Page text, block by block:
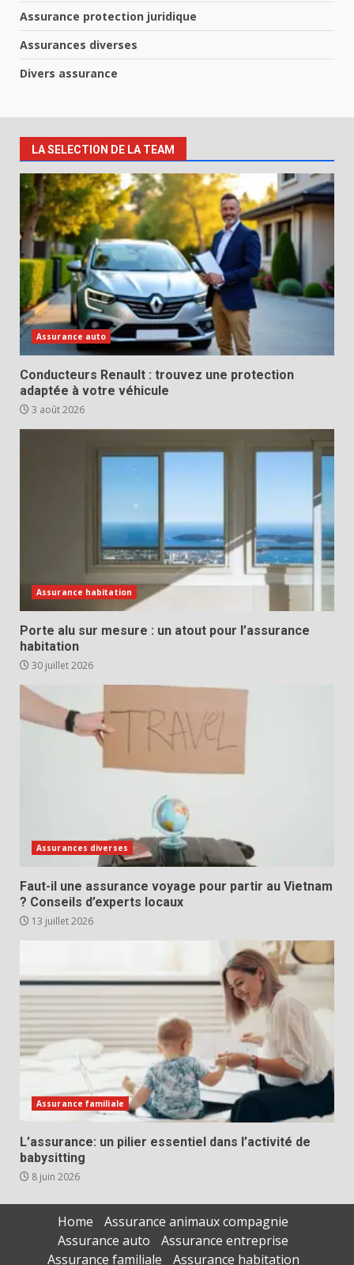
Assurance protection juridique
Assurances diverses
Divers assurance
LA SELECTION DE LA TEAM
Assurance auto
Conducteurs Renault : trouvez une protection
adaptée à votre véhicule
3 août 2026
Assurance habitation
Porte alu sur mesure : un atout pour l’assurance
habitation
30 juillet 2026
Assurances diverses
Faut-il une assurance voyage pour partir au Vietnam
? Conseils d’experts locaux
13 juillet 2026
Assurance familiale
L’assurance: un pilier essentiel dans l’activité de
babysitting
8 juin 2026
Home
Assurance animaux compagnie
Assurance auto
Assurance entreprise
Assurance familiale
Assurance habitation